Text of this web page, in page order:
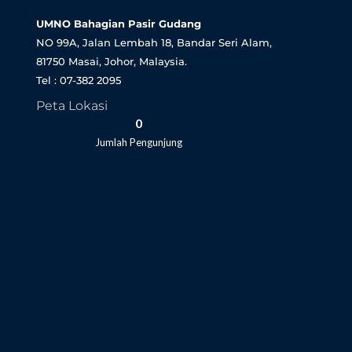
UMNO Bahagian Pasir Gudang
NO 99A, Jalan Lembah 18, Bandar Seri Alam,
81750 Masai, Johor, Malaysia.
Tel : 07-382 2095
Peta Lokasi
Jumlah Pengunjung
0